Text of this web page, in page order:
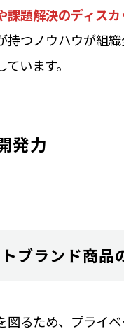
課題解決のディス
持つノウハウが組
います。
発力
ブランド商品
図るため、プライ